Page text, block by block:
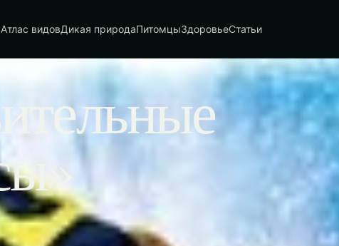
Атлас видовДикая природаПитомцыЗдоровьеСтатьи